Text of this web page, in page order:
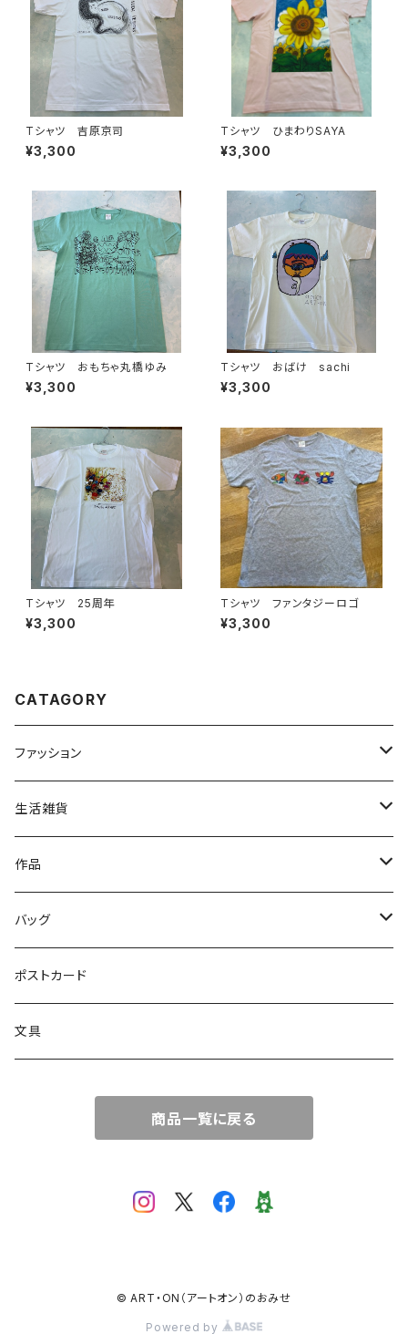
Tシャツ 吉原京司
¥3,300
Tシャツ ひまわりSAYA
¥3,300
Tシャツ おもちゃ丸橋ゆみ
¥3,300
Tシャツ おばけ sachi
¥3,300
Tシャツ 25周年
¥3,300
Tシャツ ファンタジーロゴ
¥3,300
CATAGORY
ファッション
トップス
ファッション雑貨
生活雑貨
文具
作品
読み物
絵画
バッグ
トートバッグ
サコッシュ
ポストカード
文具
商品一覧に戻る
© ART・ON（アートオン）のおみせ
Powered by